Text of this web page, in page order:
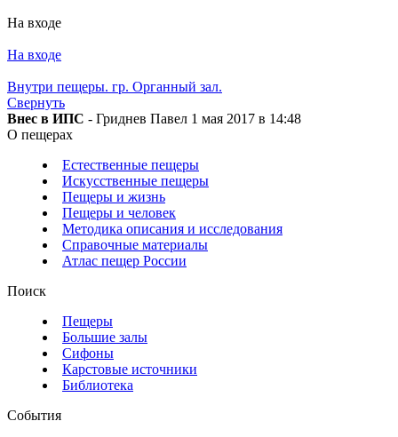
На входе
На входе
Внутри пещеры. гр. Органный зал.
Свернуть
Внес в ИПС - Гриднев Павел 1 мая 2017 в 14:48
О пещерах
Естественные пещеры
Искусственные пещеры
Пещеры и жизнь
Пещеры и человек
Методика описания и исследования
Справочные материалы
Атлас пещер России
Поиск
Пещеры
Большие залы
Сифоны
Карстовые источники
Библиотека
События